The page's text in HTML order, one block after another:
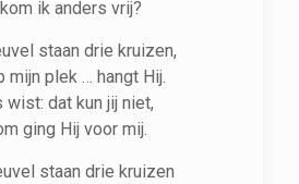
ik anders vrij?
staan drie kruizen,
mijn plek … hangt Hij.
wist: dat kun jij niet,
ging Hij voor mij.
staan drie kruizen